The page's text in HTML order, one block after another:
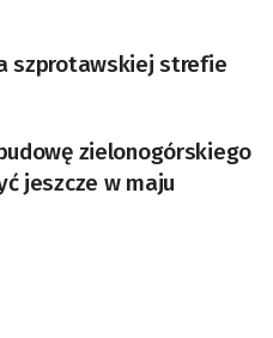
szprotawskiej strefie
zielonogórskiego
jeszcze w maju